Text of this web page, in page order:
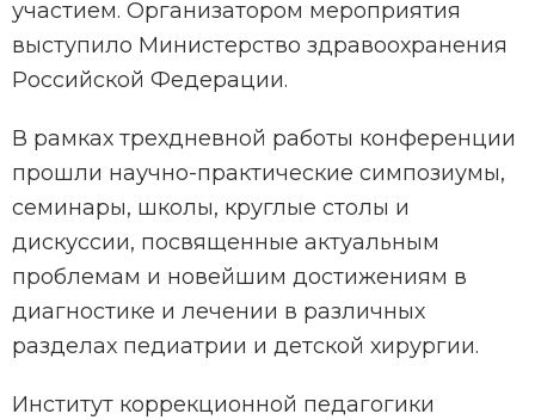
участием. Организатором мероприятия
выступило Министерство здравоохранения
Российской Федерации.
В рамках трехдневной работы конференции
прошли научно-практические симпозиумы,
семинары, школы, круглые столы и
дискуссии, посвященные актуальным
проблемам и новейшим достижениям в
диагностике и лечении в различных
разделах педиатрии и детской хирургии.
Институт коррекционной педагогики